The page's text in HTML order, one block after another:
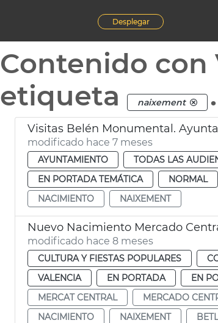
Desplegar
Contenido con
etiqueta
naixement .
Visitas Belén Monumental.
modificado hace 7 meses
AYUNTAMIENTO TODAS LAS
EN PORTADA TEMÁTICA
NORMAL
NACIMIENTO
NAIXEMENT
Nuevo Nacimiento Mercado
modificado hace 8 meses
CULTURA Y FIESTAS POPULARES
VALENCIA
EN PORTADA EN
MERCAT CENTRAL
MERCADO
NACIMIENTO
NAIXEMENT